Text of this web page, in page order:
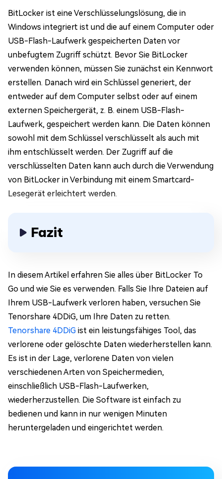
BitLocker ist eine Verschlüsselungslösung, die in
Windows integriert ist und die auf einem Computer oder
USB-Flash-Laufwerk gespeicherten Daten vor
unbefugtem Zugriff schützt. Bevor Sie BitLocker
verwenden können, müssen Sie zunächst ein Kennwort
erstellen. Danach wird ein Schlüssel generiert, der
entweder auf dem Computer selbst oder auf einem
externen Speichergerät, z. B. einem USB-Flash-
Laufwerk, gespeichert werden kann. Die Daten können
sowohl mit dem Schlüssel verschlüsselt als auch mit
ihm entschlüsselt werden. Der Zugriff auf die
verschlüsselten Daten kann auch durch die Verwendung
von BitLocker in Verbindung mit einem Smartcard-
Lesegerät erleichtert werden.
Fazit
In diesem Artikel erfahren Sie alles über BitLocker To
Go und wie Sie es verwenden. Falls Sie Ihre Dateien auf
Ihrem USB-Laufwerk verloren haben, versuchen Sie
Tenorshare 4DDiG, um Ihre Daten zu retten.
Tenorshare 4DDiG ist ein leistungsfähiges Tool, das
verlorene oder gelöschte Daten wiederherstellen kann.
Es ist in der Lage, verlorene Daten von vielen
verschiedenen Arten von Speichermedien,
einschließlich USB-Flash-Laufwerken,
wiederherzustellen. Die Software ist einfach zu
bedienen und kann in nur wenigen Minuten
heruntergeladen und eingerichtet werden.